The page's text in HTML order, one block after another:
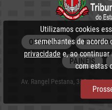
OUVIDORIA
PAINÉIS
Av. Rangel Pestana, 315 -
PABX:
Utilizamos cookies
semelhantes de acordo
privacidade e, ao continuar
com estas